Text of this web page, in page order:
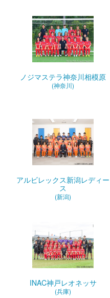
ノジマステラ神奈川相模原
(神奈川)
アルビレックス新潟レディー
ス
(新潟)
INAC神戸レオネッサ
(兵庫)